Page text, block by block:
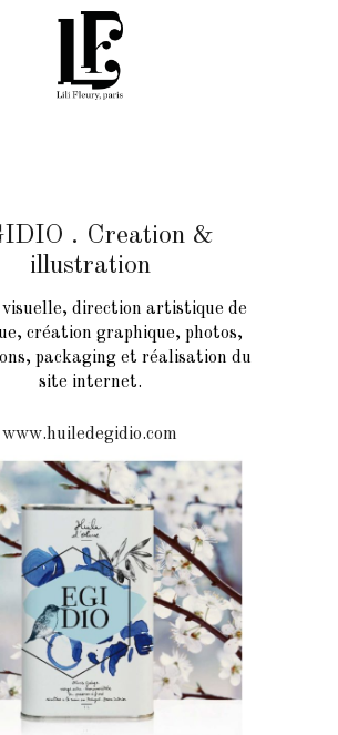
. Creation &
illustration
direction artistique de
création graphique, photos,
packaging et réalisation du
site internet.
www.huiledegidio.com